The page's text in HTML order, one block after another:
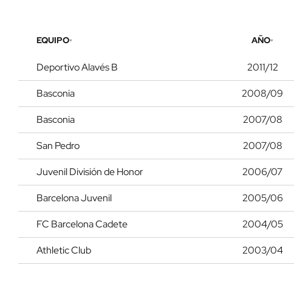
EQUIPO AÑO
Deportivo Alavés B 2011/12
Basconia 2008/09
Basconia 2007/08
San Pedro 2007/08
Juvenil División de Honor 2006/07
Barcelona Juvenil 2005/06
FC Barcelona Cadete 2004/05
Athletic Club 2003/04